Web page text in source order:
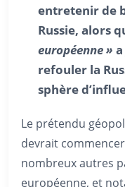
entretenir de
Russie, alors
européenne »
refouler la
sphère
Le prétendu
devrait
nombreux autres
européenne, et